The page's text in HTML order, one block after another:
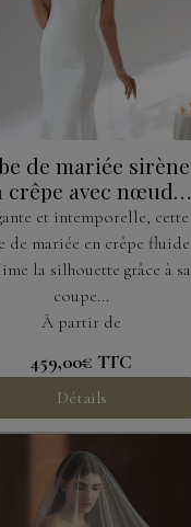
de mariée sirène
crêpe avec nœuds
aux épaules
et intemporelle, cette
de mariée en crêpe fluide
la silhouette grâce à sa
coupe...
À partir de
459,00€TTC
Détails